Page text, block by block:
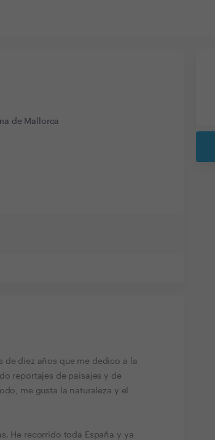
de Mallorca
de diez años que me dedico a la
reportajes de paisajes y de
me gusta la naturaleza y el
He recorrido toda España y ya